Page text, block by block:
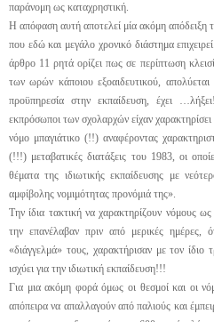
παράνομη ως καταχρηστική.
Η απόφαση αυτή αποτελεί μία ακόμη απόδειξη
που εδώ και μεγάλο χρονικό διάστημα
άρθρο 11 ρητά ορίζει πως σε περίπτωση
των ωρών κάποιου εξοαιδευτικού,
προϋπηρεσία στην εκπαίδευση, έχει
εκπρόσωποι των σχολαρχών είχαν
νόμο μπαγιάτικο (!!) αναφέροντας
(!!!) μεταβατικές διατάξεις του 1983, οι
θέματα της ιδιωτικής εκπαίδευσης με
αμφίβολης νομιμότητας προνόμιά της».
Την ίδια τακτική να χαρακτηρίζουν νόμους
την επανέλαβαν πριν από μερικές ημέρες,
«διάγγελμά» τους, χαρακτήρισαν με τον
ισχύει για την ιδιωτική εκπαίδευση!!!
Για μια ακόμη φορά όμως οι θεσμοί και οι
απόπειρα να απαλλαγούν από παλιούς και